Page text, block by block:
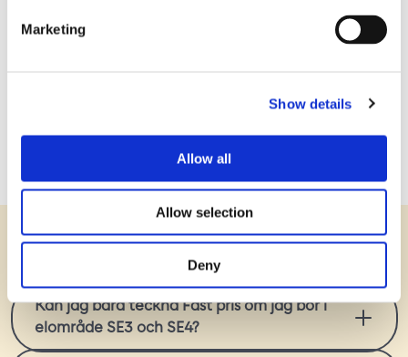
Marketing
Show details
Allow all
Allow selection
Deny
konsument
Bixias särskilda avtalsvillkor för försäljning av el
Kan jag bara teckna Fast pris om jag bor i
elområde SE3 och SE4?